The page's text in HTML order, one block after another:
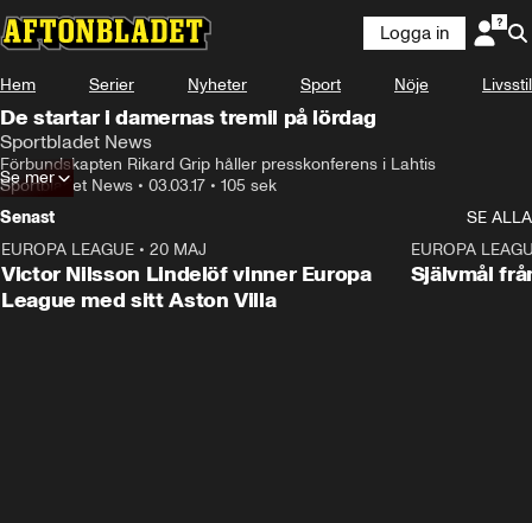
Logga in
Hem Serier Nyheter Sport Nöje Livsstil
De startar i damernas tremil på lördag
Sportbladet News
Förbundskapten Rikard Grip håller presskonferens i Lahtis
Sportbladet News • 03.03.17 • 105 sek
Se mer
Senast
SE ALLA
EUROPA LEAGUE • 20 MAJ
Victor Nilsson Lindelöf vinner Europa
League med sitt Aston Villa
EUROPA
Självmål